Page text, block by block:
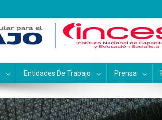
y
Entidades De Trabajo Prensa